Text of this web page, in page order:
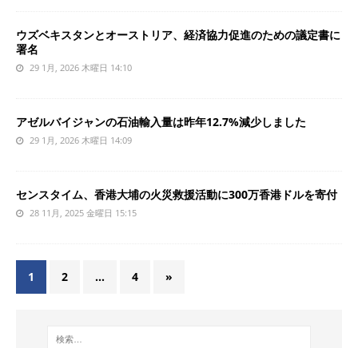
ウズベキスタンとオーストリア、経済協力促進のための議定書に
署名
29 1月, 2026 木曜日 14:10
アゼルバイジャンの石油輸入量は昨年12.7%減少しました
29 1月, 2026 木曜日 14:09
センスタイム、香港大埔の火災救援活動に300万香港ドルを寄付
28 11月, 2025 金曜日 15:15
1 2 … 4 »